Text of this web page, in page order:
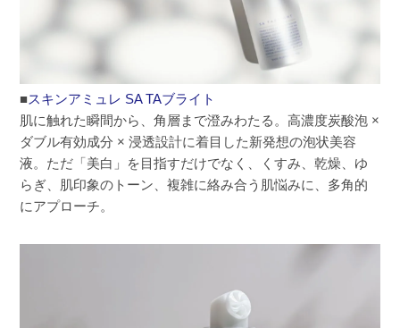
■スキンアミュレ SA TAブライト
肌に触れた瞬間から、角層まで澄みわたる。高濃度炭酸泡 ×
ダブル有効成分 × 浸透設計に着目した新発想の泡状美容
液。ただ「美白」を目指すだけでなく、くすみ、乾燥、ゆ
らぎ、肌印象のトーン、複雑に絡み合う肌悩みに、多角的
にアプローチ。